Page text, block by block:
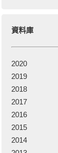
資料庫
2020
2019
2018
2017
2016
2015
2014